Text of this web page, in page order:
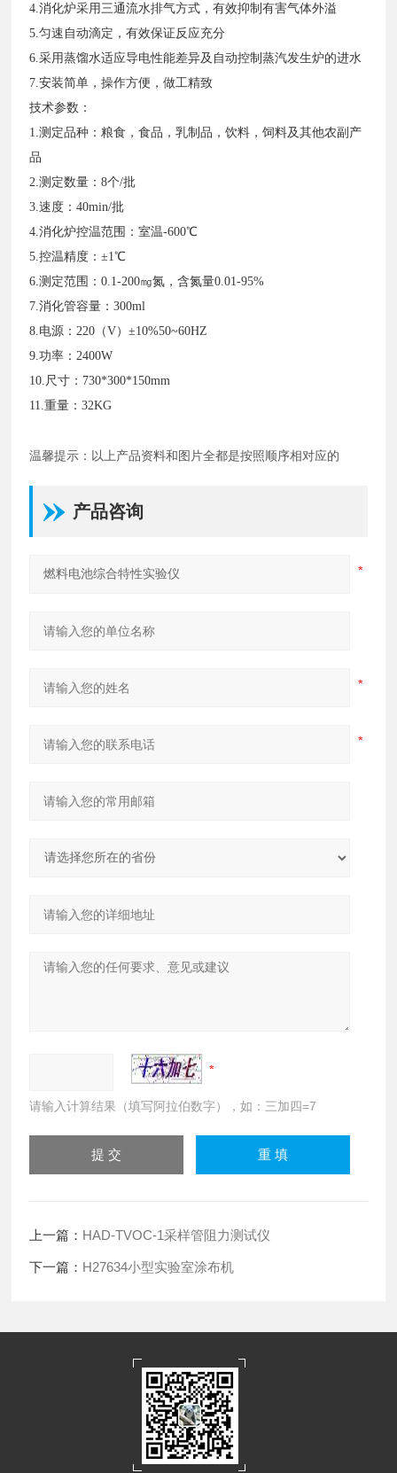
4.消化炉采用三通流水排气方式，有效抑制有害气体外溢
5.匀速自动滴定，有效保证反应充分
6.采用蒸馏水适应导电性能差异及自动控制蒸汽发生炉的进水
7.安装简单，操作方便，做工精致
技术参数：
1.测定品种：粮食，食品，乳制品，饮料，饲料及其他农副产
品
2.测定数量：8个/批
3.速度：40min/批
4.消化炉控温范围：室温-600℃
5.控温精度：±1℃
6.测定范围：0.1-200㎎氮，含氮量0.01-95%
7.消化管容量：300ml
8.电源：220（V）±10%50~60HZ
9.功率：2400W
10.尺寸：730*300*150mm
11.重量：32KG
温馨提示：以上产品资料和图片全都是按照顺序相对应的
产品咨询
请输入计算结果（填写阿拉伯数字），如：三加四=7
上一篇： HAD-TVOC-1采样管阻力测试仪
下一篇： H27634小型实验室涂布机